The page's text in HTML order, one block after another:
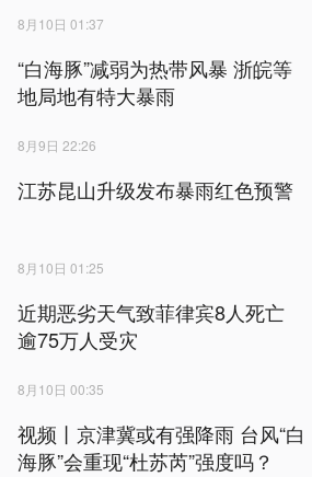
8月10日 01:37
“白海豚”减弱为热带风暴 浙皖等
地局地有特大暴雨
8月9日 22:26
江苏昆山升级发布暴雨红色预警
8月10日 01:25
近期恶劣天气致菲律宾8人死亡
逾75万人受灾
8月10日 00:35
视频丨京津冀或有强降雨 台风“白
海豚”会重现“杜苏芮”强度吗？